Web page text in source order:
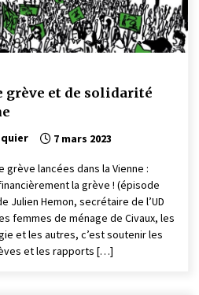
grève et de solidarité
7 mars 2023
grève lancées dans la Vienne :
la grève ! (épisode
Julien Hemon, secrétaire de l’UD
femmes de ménage de Civaux, les
et les autres, c’est soutenir les
et les rapports […]